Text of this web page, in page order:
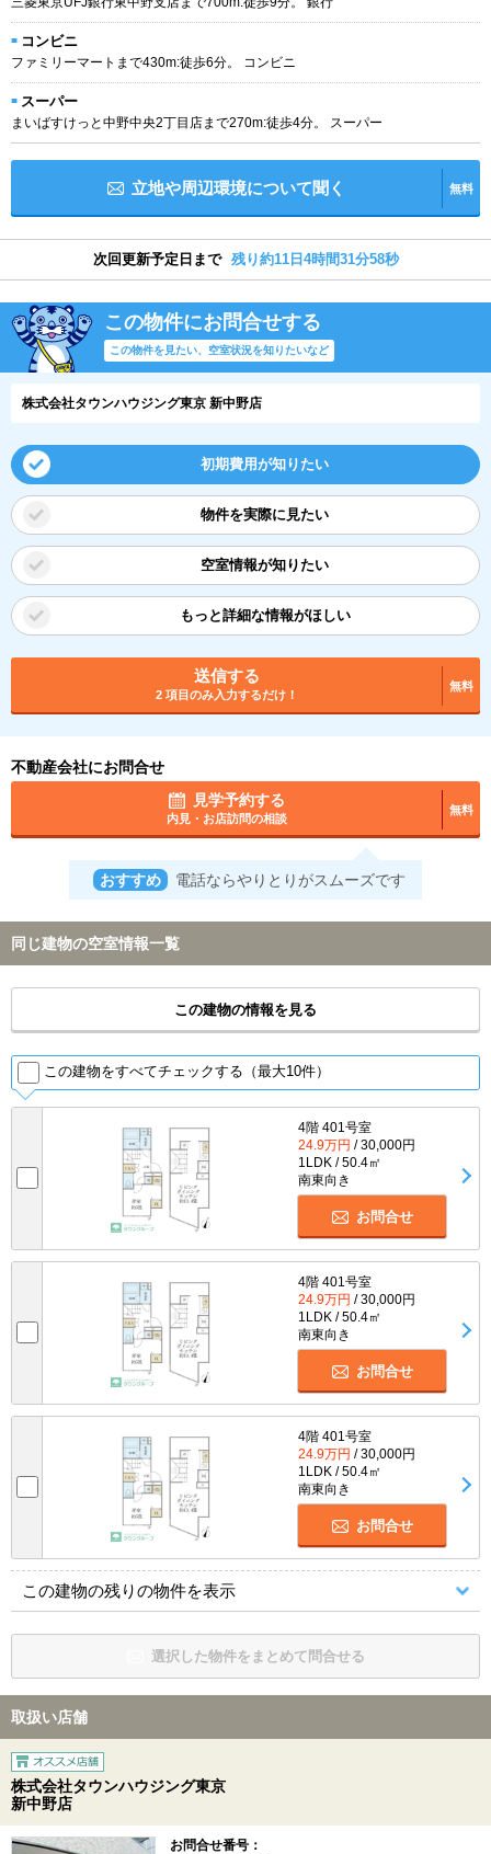
コンビニ
ファミリーマートまで430m:徒歩6分。 コンビニ
スーパー
まいばすけっと中野中央2丁目店まで270m:徒歩4分。 スーパー
立地や周辺環境について聞く 無料
次回更新予定日まで 残り約11日4時間31分57秒
この物件にお問合せする
この物件を見たい、空室状況を知りたいなど
株式会社タウンハウジング東京 新中野店
初期費用が知りたい
物件を実際に見たい
空室情報が知りたい
もっと詳細な情報がほしい
送信する
2 項目のみ入力するだけ！
無料
不動産会社にお問合せ
見学予約する
内見・お店訪問の相談
無料
おすすめ 電話ならやりとりがスムーズです
同じ建物の空室情報一覧
この建物の情報を見る
この建物をすべてチェックする（最大10件）
4階 401号室
24.9万円 / 30,000円
1LDK / 50.4㎡
南東向き
お問合せ
4階 401号室
24.9万円 / 30,000円
1LDK / 50.4㎡
南東向き
お問合せ
4階 401号室
24.9万円 / 30,000円
1LDK / 50.4㎡
南東向き
お問合せ
この建物の残りの物件を表示
選択した物件をまとめて問合せる
取扱い店舗
株式会社タウンハウジング東京
新中野店
お問合せ番号：